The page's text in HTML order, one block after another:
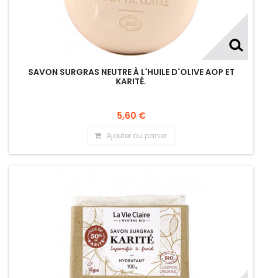
SAVON SURGRAS NEUTRE À L'HUILE D'OLIVE AOP ET
KARITÉ.
5,60 €
Ajouter au panier